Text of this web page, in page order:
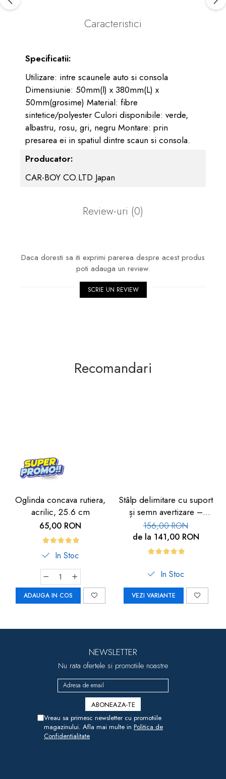
Caracteristici
Specificatii:
Utilizare: intre scaunele auto si consola
Dimensiunie: 50mm(l) x 380mm(L) x
50mm(grosime) Material: fibre
sintetice/polyester Culori disponibile: verde,
albastru, rosu, gri, negru Montare: prin
presarea ei in spatiul dintre scaun si consola.
Producator:
CAR-BOY CO.LTD Japan
Review-uri (0)
Daca doresti sa iti exprimi parerea despre acest produs
poti adauga un review.
SCRIE UN REVIEW
Recomandari
Oglinda concava rutiera,
acrilic, 25.6 cm
65,00 RON
In Stoc
ADAUGA IN COS
Stâlp delimitare cu suport
și semn avertizare –
semnalizare rapidă
156,00 RON
de la 141,00 RON
In Stoc
VEZI VARIANTE
NEWSLETTER
Nu rata ofertele si promotiile noastre
Vreau sa primesc newsletter cu promotiile
magazinului. Afla mai multe in Politica de
Confidentialitate